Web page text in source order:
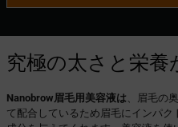
究極の太さと栄養
Nanobrow眉毛用美容液は 、眉毛の
て配合しているため眉毛にインパ